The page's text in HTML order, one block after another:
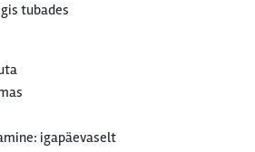
tubades
igapäevaselt